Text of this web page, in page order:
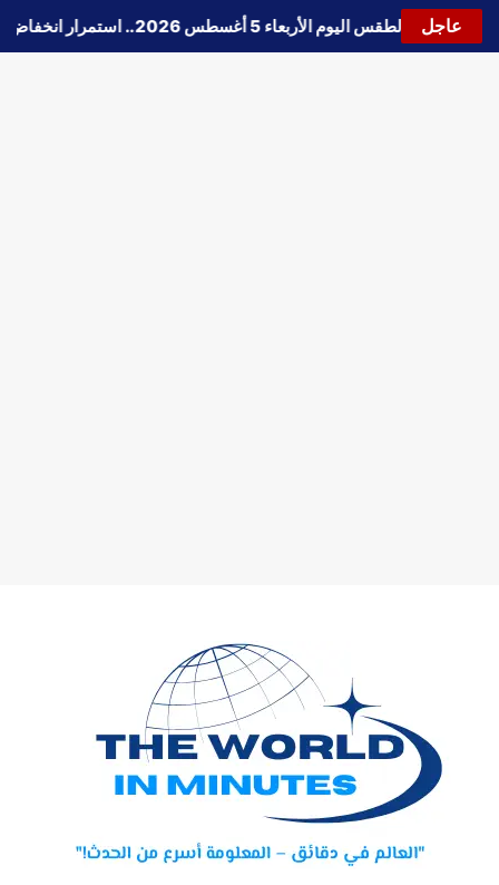
عاجل🔵 حالة الطقس اليوم الأربعاء 5 أغسطس 2026.. استمرار انخفاض الحرارة وتحذيرات من الشبورة واضطراب الملاحة